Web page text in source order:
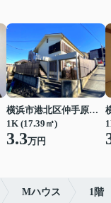
横浜市港北区仲手原１丁目
1K (17.39㎡)
3.3万円
Mハウス 1階